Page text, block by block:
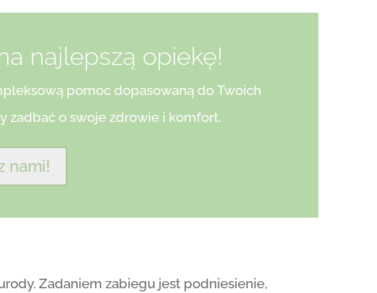
najlepszą opiekę!
pomoc dopasowaną do Twoich
zadbać o swoje zdrowie i komfort.
nami!
Zadaniem zabiegu jest podniesienie,